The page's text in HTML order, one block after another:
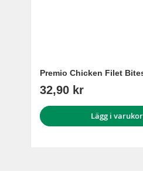
Premio Chicken Filet
32,90 kr
Lägg i